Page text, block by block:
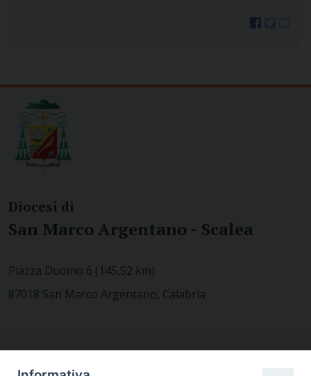
Diocesi di
San Marco Argentano - Scalea
Piazza Duomo 6 (145,52 km)
87018 San Marco Argentano, Calabria